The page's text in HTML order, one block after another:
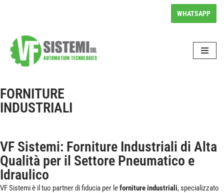
contenuto
WHATSAPP
FORNITURE
INDUSTRIALI
VF Sistemi: Forniture Industriali di Alta
Qualità per il Settore Pneumatico e
Idraulico
VF Sistemi è il tuo partner di fiducia per leforniture industriali, specializzato